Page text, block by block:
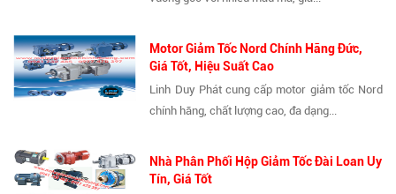
Motor Giảm Tốc Nord Chính Hãng Đức,
Giá Tốt, Hiệu Suất Cao
Linh Duy Phát cung cấp motor giảm tốc Nord
chính hãng, chất lượng cao, đa dạng...
Nhà Phân Phối Hộp Giảm Tốc Đài Loan Uy
Tín, Giá Tốt